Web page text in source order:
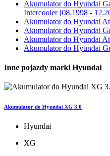
Akumulator do Hyundai
Intercooler [08.1998 -
Akumulator do Hyundai
Akumulator do Hyundai
Akumulator do Hyundai
Akumulator do Hyundai
Inne pojazdy marki Hyundai
Akumulator do Hyundai XG 3.0
Hyundai
XG